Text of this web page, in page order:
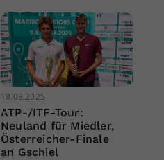
18.08.2025
ATP-/ITF-Tour:
Neuland für Miedler,
Österreicher-Finale
an Gschiel